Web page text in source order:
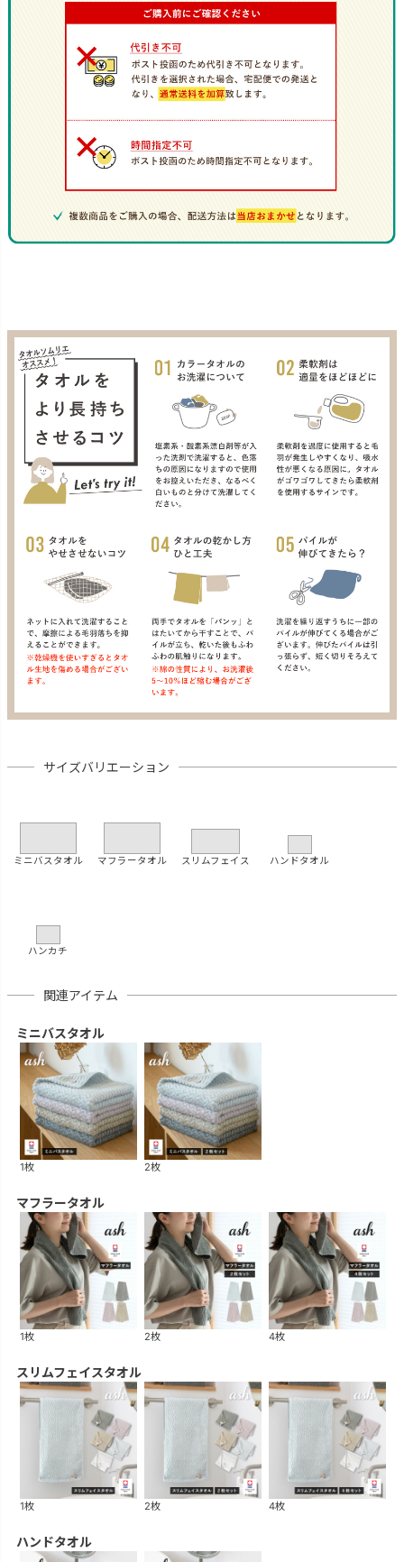
サイズバリエーション
ミニバスタオル マフラータオル スリムフェイス ハンドタオル
ハンカチ
関連アイテム
ミニバスタオル
1枚 2枚
マフラータオル
1枚 2枚 4枚
スリムフェイスタオル
1枚 2枚 4枚
ハンドタオル